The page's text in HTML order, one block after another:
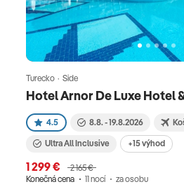
Hotel Arnor De Luxe Hotel
Turecko · Side
4.5 8.8. - 19.8.2026
Ultra All Inclusive +15 výhod
1 299 €
2 165 €
Konečná cena
11 nocí za osobu